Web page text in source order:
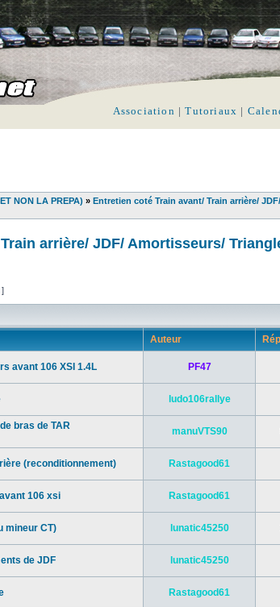
Association |Tutoriaux |
NON LA PREPA) » Entretien coté Train avant/ Train arrière/
arrière/ JDF/ Amortisseurs/
]
Auteur
avant 106 XSI 1.4L PF47
ludo106rallye
bras de TAR
manuVTS90
(reconditionnement) Rastagood61
106 xsi Rastagood61
mineur CT) lunatic45250
de JDF lunatic45250
Rastagood61